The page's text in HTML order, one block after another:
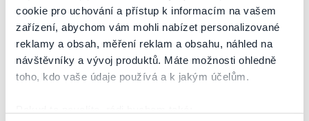
cookie pro uchování a přístup k informacím na vašem
zařízení, abychom vám mohli nabízet personalizované
reklamy a obsah, měření reklam a obsahu, náhled na
návštěvníky a vývoj produktů. Máte možnosti ohledně
toho, kdo vaše údaje používá a k jakým účelům.
Hyojin Ellen Kim - housle
vítěz Soutěže Heinrich Schiff Cellowettbewerb Wien - violoncello
Severočeská filharmonie Teplice
dirigenti:
Simon Erdei